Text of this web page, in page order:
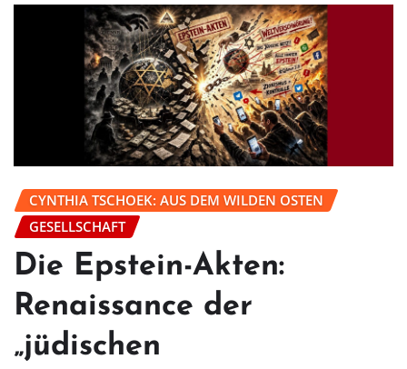
CYNTHIA TSCHOEK: AUS DEM WILDEN OSTEN
GESELLSCHAFT
Die Epstein-Akten:
Renaissance der
„jüdischen